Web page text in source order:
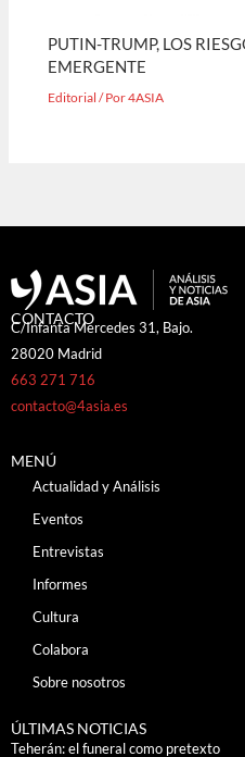
PUTIN-TRUMP, LOS
EMERGENTE
Editorial / Por4ASIA
CONTACTO
C/Infanta Mercedes 31, Bajo.
28020 Madrid
663 271 716
contacto@4asia.es
MENÚ
Actualidad y Análisis
Eventos
Entrevistas
Informes
Cultura
Colabora
Sobre nosotros
ÚLTIMAS NOTICIAS
Teherán: el funeral como pretexto